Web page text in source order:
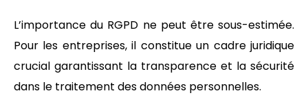
L’importance du RGPD ne peut être sous-estimée.
Pour les entreprises, il constitue un cadre juridique
crucial garantissant la transparence et la sécurité
dans le traitement des données personnelles.